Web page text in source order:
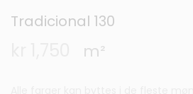
Tradicional 130
m²